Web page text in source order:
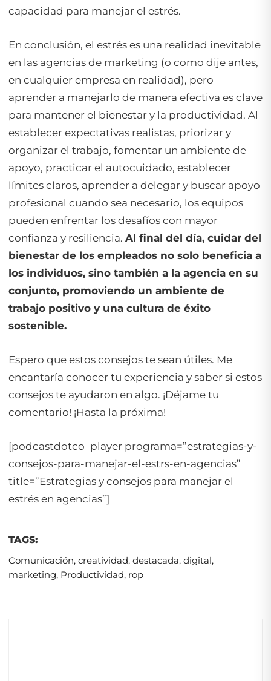
capacidad para manejar el estrés.
En conclusión, el estrés es una realidad inevitable
en las agencias de marketing (o como dije antes,
en cualquier empresa en realidad), pero
aprender a manejarlo de manera efectiva es clave
para mantener el bienestar y la productividad. Al
establecer expectativas realistas, priorizar y
organizar el trabajo, fomentar un ambiente de
apoyo, practicar el autocuidado, establecer
límites claros, aprender a delegar y buscar apoyo
profesional cuando sea necesario, los equipos
pueden enfrentar los desafíos con mayor
confianza y resiliencia. Al final del día, cuidar del
bienestar de los empleados no solo beneficia a
los individuos, sino también a la agencia en su
conjunto, promoviendo un ambiente de
trabajo positivo y una cultura de éxito
sostenible.
Espero que estos consejos te sean útiles. Me
encantaría conocer tu experiencia y saber si estos
consejos te ayudaron en algo. ¡Déjame tu
comentario! ¡Hasta la próxima!
[podcastdotco_player programa=”estrategias-y-
consejos-para-manejar-el-estrs-en-agencias”
title=”Estrategias y consejos para manejar el
estrés en agencias”]
TAGS:
Comunicación, creatividad, destacada, digital,
marketing, Productividad, rop